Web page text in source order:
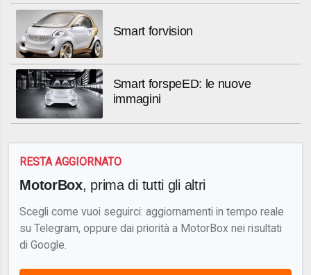
Smart forvision
Smart forspeED: le nuove
immagini
RESTA AGGIORNATO
MotorBox, prima di tutti gli altri
Scegli come vuoi seguirci: aggiornamenti in tempo reale
su Telegram, oppure dai priorità a MotorBox nei risultati
di Google.